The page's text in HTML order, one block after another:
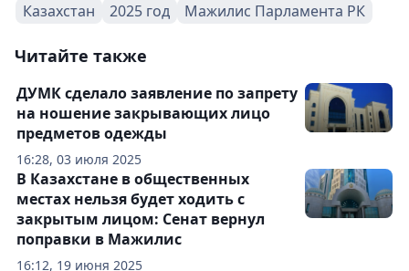
Казахстан 2025 год Мажилис Парламента РК
Читайте также
16:28, 03 июля 2025
ДУМК сделало заявление по запрету
на ношение закрывающих лицо
предметов одежды
16:12, 19 июня 2025
В Казахстане в общественных
местах нельзя будет ходить с
закрытым лицом: Сенат вернул
поправки в Мажилис